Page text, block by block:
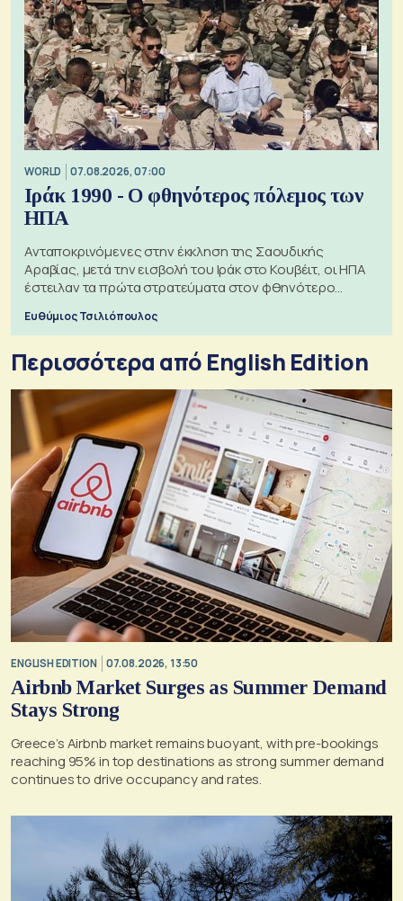
WORLD 07.08.2026, 07:00
Ιράκ 1990 - Ο φθηνότερος πόλεμος των
ΗΠΑ
Ανταποκρινόμενες στην έκκληση της Σαουδικής
Αραβίας, μετά την εισβολή του Ιράκ στο Κουβέιτ, οι ΗΠΑ
έστειλαν τα πρώτα στρατεύματα στον φθηνότερο
Ευθύμιος Τσιλιόπουλος
Περισσότερα από English Edition
ENGLISH EDITION 07.08.2026, 13:50
Airbnb Market Surges as Summer Demand
Stays Strong
Greece’s Airbnb market remains buoyant, with pre-bookings
reaching 95% in top destinations as strong summer demand
continues to drive occupancy and rates.